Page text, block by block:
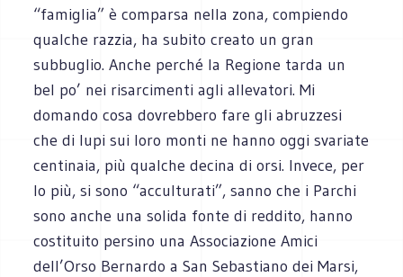
“famiglia” è comparsa nella zona, compiendo
qualche razzia, ha subito creato un gran
subbuglio. Anche perché la Regione tarda un
bel po’ nei risarcimenti agli allevatori. Mi
domando cosa dovrebbero fare gli abruzzesi
che di lupi sui loro monti ne hanno oggi svariate
centinaia, più qualche decina di orsi. Invece, per
lo più, si sono “acculturati”, sanno che i Parchi
sono anche una solida fonte di reddito, hanno
costituito persino una Associazione Amici
dell’Orso Bernardo a San Sebastiano dei Marsi,